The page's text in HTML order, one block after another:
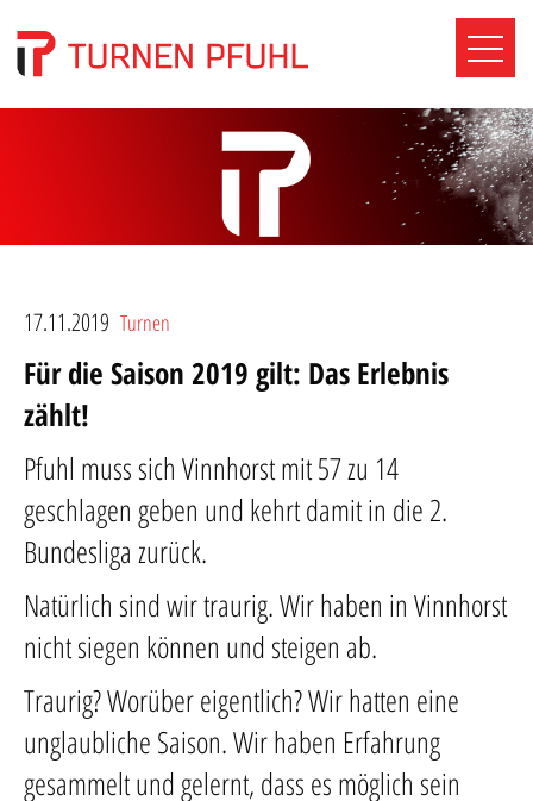
17.11.2019 Turnen
Für die Saison 2019 gilt: Das Erlebnis
zählt!
Pfuhl muss sich Vinnhorst mit 57 zu 14
geschlagen geben und kehrt damit in die 2.
Bundesliga zurück.
Natürlich sind wir traurig. Wir haben in Vinnhorst
nicht siegen können und steigen ab.
Traurig? Worüber eigentlich? Wir hatten eine
unglaubliche Saison. Wir haben Erfahrung
gesammelt und gelernt, dass es möglich sein